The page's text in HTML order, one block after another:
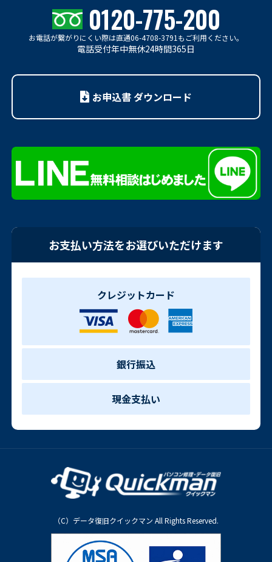
0120-775-200
お電話が繋がりにくい際は直通06-4708-3791もご利用ください。
電話受付年中無休24時間365日
お申込書 ダウンロード
お支払い方法をお選びいただけます
クレジットカード
銀行振込
現金支払い
（C）データ復旧クイックマン All Rights Reserved.